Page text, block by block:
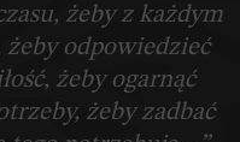
żeby z każdym
żeby odpowiedzieć
żeby ogarnąć
żeby zadbać